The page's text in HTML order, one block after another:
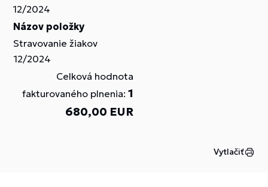
12/2024
Názov položky
Stravovanie žiakov
12/2024
Celková hodnota
fakturovaného plnenia: 1
680,00 EUR
Vytlačiť